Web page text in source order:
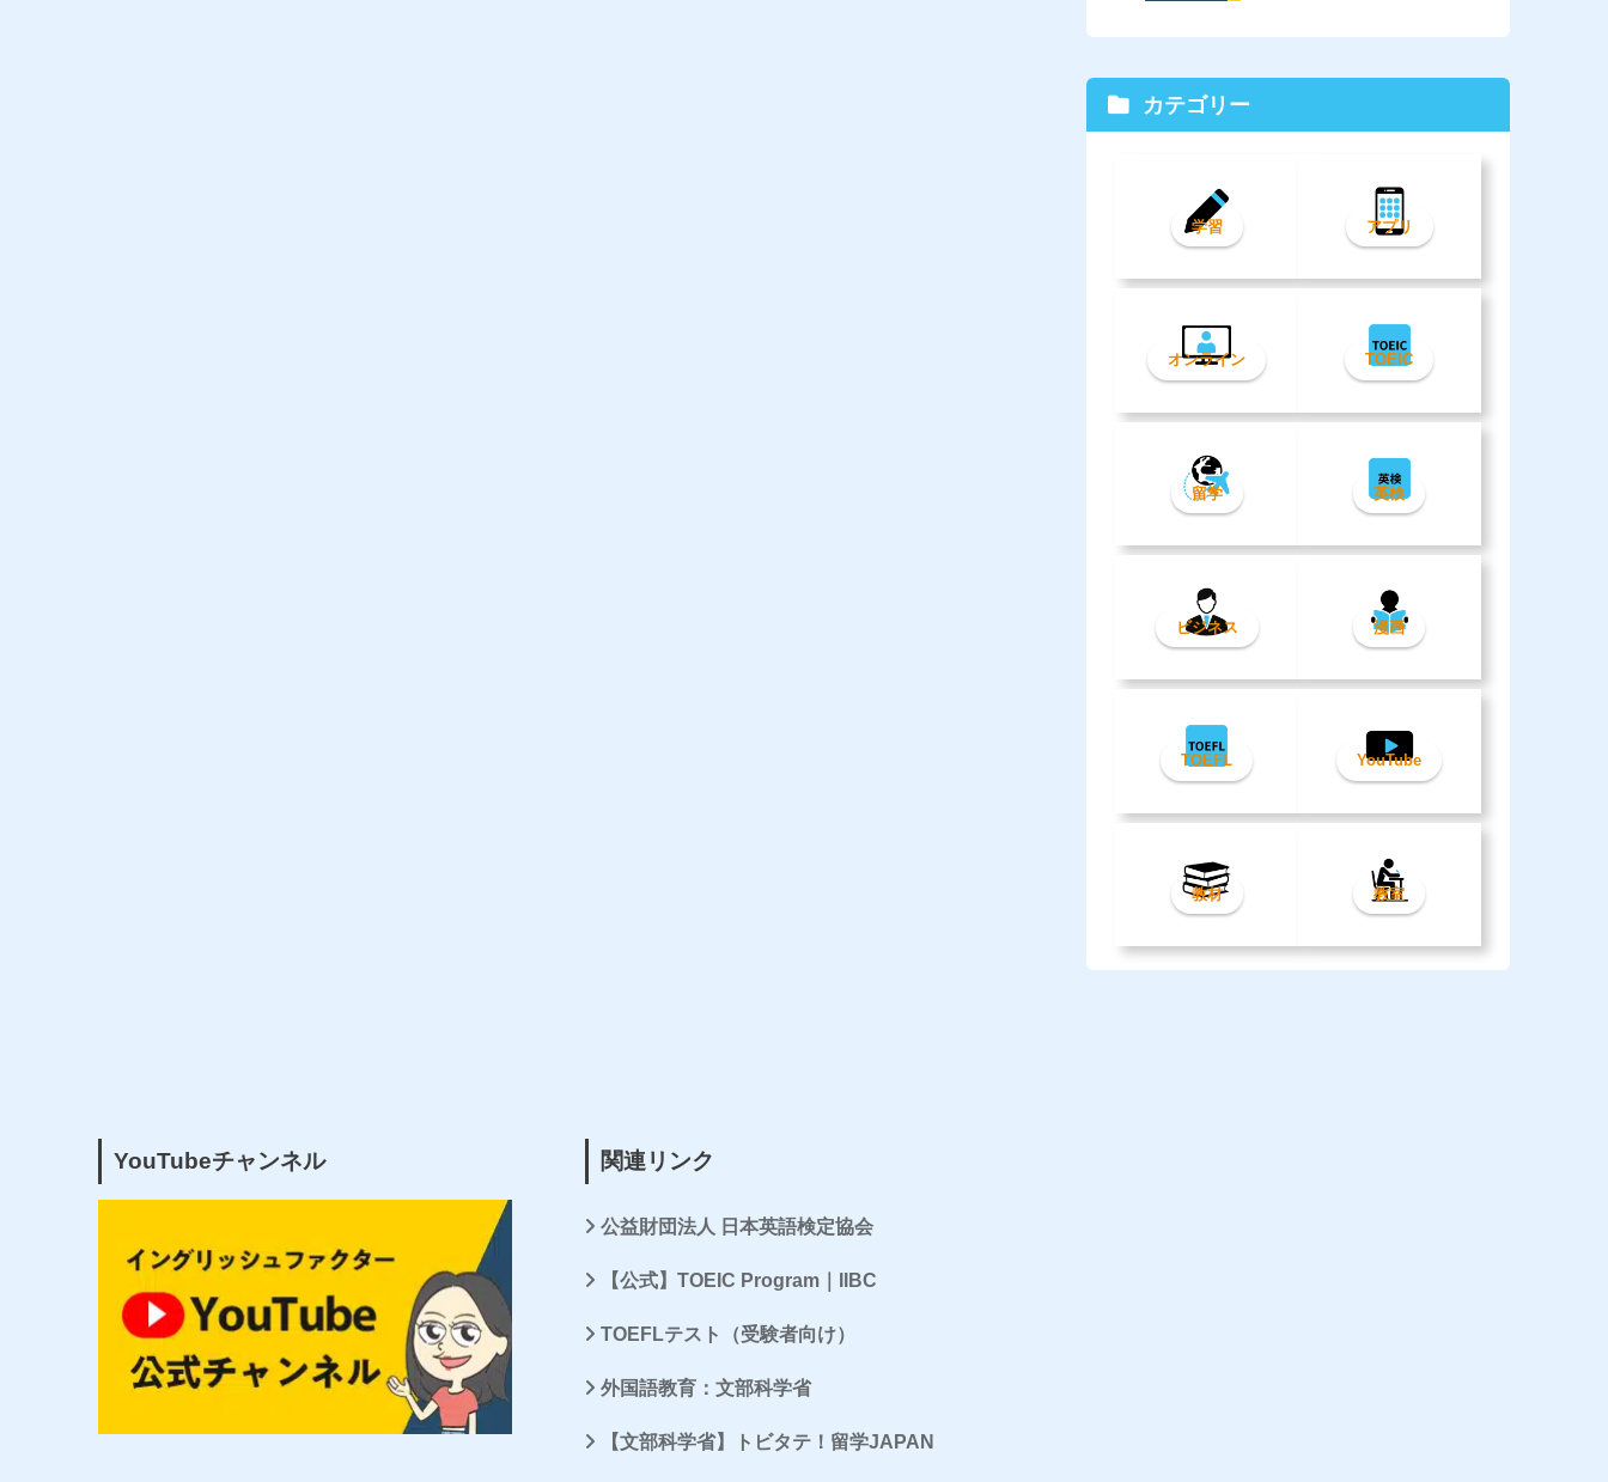
カテゴリー
学習 アプリ
オンライン TOEIC
留学 英検
ビジネス 漫画
TOEFL YouTube
教材 教室
YouTubeチャンネル 関連リンク
公益財団法人 日本英語検定協会
【公式】TOEIC Program｜IIBC
TOEFLテスト（受験者向け）
外国語教育：文部科学省
【文部科学省】トビタテ！留学JAPAN